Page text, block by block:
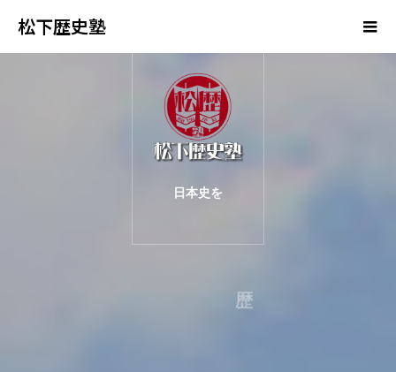
日本史を
松下歴史塾
を
び